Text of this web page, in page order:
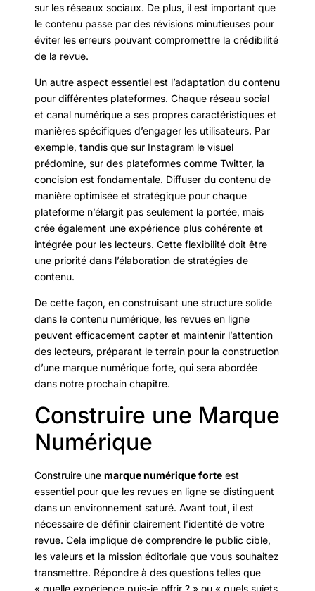
sur les réseaux sociaux. De plus, il est important que
le contenu passe par des révisions minutieuses pour
éviter les erreurs pouvant compromettre la crédibilité
de la revue.
Un autre aspect essentiel est l’adaptation du contenu
pour différentes plateformes. Chaque réseau social
et canal numérique a ses propres caractéristiques et
manières spécifiques d’engager les utilisateurs. Par
exemple, tandis que sur Instagram le visuel
prédomine, sur des plateformes comme Twitter, la
concision est fondamentale. Diffuser du contenu de
manière optimisée et stratégique pour chaque
plateforme n’élargit pas seulement la portée, mais
crée également une expérience plus cohérente et
intégrée pour les lecteurs. Cette flexibilité doit être
une priorité dans l’élaboration de stratégies de
contenu.
De cette façon, en construisant une structure solide
dans le contenu numérique, les revues en ligne
peuvent efficacement capter et maintenir l’attention
des lecteurs, préparant le terrain pour la construction
d’une marque numérique forte, qui sera abordée
dans notre prochain chapitre.
Construire une Marque
Numérique
Construire une marque numérique forte est
essentiel pour que les revues en ligne se distinguent
dans un environnement saturé. Avant tout, il est
nécessaire de définir clairement l’identité de votre
revue. Cela implique de comprendre le public cible,
les valeurs et la mission éditoriale que vous souhaitez
transmettre. Répondre à des questions telles que
« quelle expérience puis-je offrir ? » ou « quels sujets